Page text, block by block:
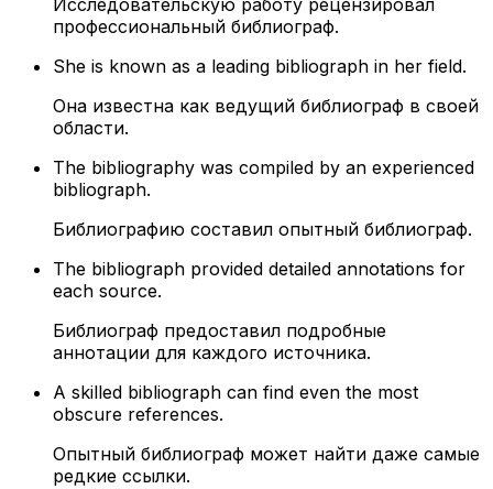
Исследовательскую работу рецензировал
профессиональный библиограф.
She is known as a leading bibliograph in her field.
Она известна как ведущий библиограф в своей
области.
The bibliography was compiled by an experienced
bibliograph.
Библиографию составил опытный библиограф.
The bibliograph provided detailed annotations for
each source.
Библиограф предоставил подробные
аннотации для каждого источника.
A skilled bibliograph can find even the most
obscure references.
Опытный библиограф может найти даже самые
редкие ссылки.